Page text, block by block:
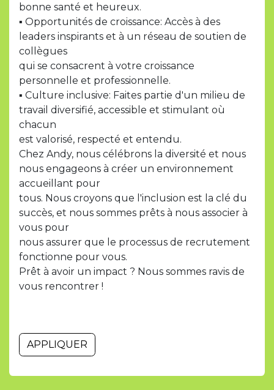
bonne santé et heureux.
▪ Opportunités de croissance: Accès à des
leaders inspirants et à un réseau de soutien de
collègues
qui se consacrent à votre croissance
personnelle et professionnelle.
▪ Culture inclusive: Faites partie d'un milieu de
travail diversifié, accessible et stimulant où
chacun
est valorisé, respecté et entendu.
Chez Andy, nous célébrons la diversité et nous
nous engageons à créer un environnement
accueillant pour
tous. Nous croyons que l'inclusion est la clé du
succès, et nous sommes prêts à nous associer à
vous pour
nous assurer que le processus de recrutement
fonctionne pour vous.
Prêt à avoir un impact ? Nous sommes ravis de
vous rencontrer !
APPLIQUER